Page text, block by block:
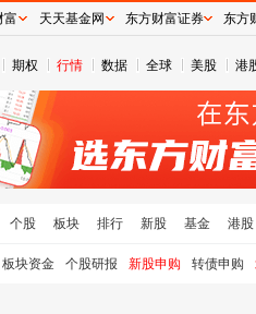
期权 行情 数据 全球 美股 港
个股 板块 排行 新股 基金 港股
板块资金 个股研报 新股申购 转债申购
富 天天基金网 东方财富证券 东方